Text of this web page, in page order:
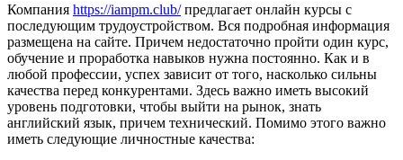
Компания https://iampm.club/предлагает онлайн курсы с
последующим трудоустройством. Вся подробная информация
размещена на сайте. Причем недостаточно пройти один курс,
обучение и проработка навыков нужна постоянно. Как и в
любой профессии, успех зависит от того, насколько сильны
качества перед конкурентами. Здесь важно иметь высокий
уровень подготовки, чтобы выйти на рынок, знать
английский язык, причем технический. Помимо этого важно
иметь следующие личностные качества: